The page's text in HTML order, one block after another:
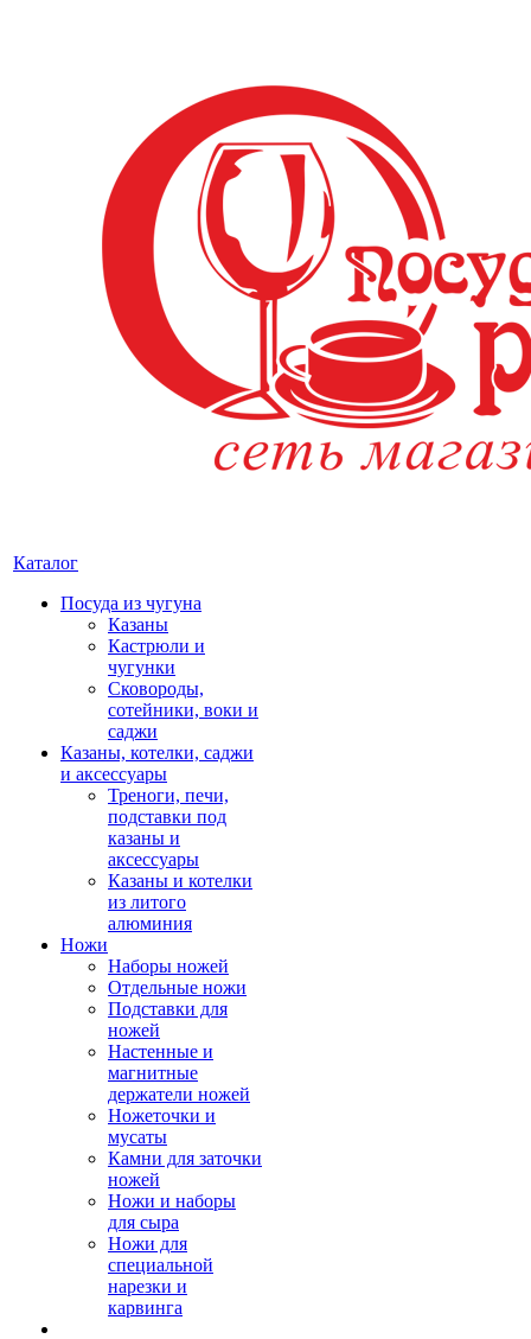
Каталог
Посуда из чугуна
Казаны
Кастрюли и
чугунки
Сковороды,
сотейники, воки и
саджи
Казаны, котелки, саджи
и аксессуары
Треноги, печи,
подставки под
казаны и
аксессуары
Казаны и котелки
из литого
алюминия
Ножи
Наборы ножей
Отдельные ножи
Подставки для
ножей
Настенные и
магнитные
держатели ножей
Ножеточки и
мусаты
Камни для заточки
ножей
Ножи и наборы
для сыра
Ножи для
специальной
нарезки и
карвинга